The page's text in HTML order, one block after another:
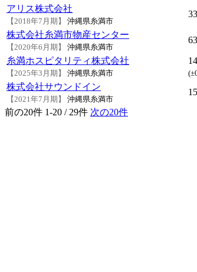
アリス株式会社
【2018年7月期】 沖縄県糸満市
株式会社糸満市物産センター
【2020年6月期】 沖縄県糸満市
糸満ホスピタリティ株式会社
【2025年3月期】 沖縄県糸満市 (
株式会社サウンドイン
【2021年7月期】 沖縄県糸満市
前の20件 1-20 / 29件 次の20件